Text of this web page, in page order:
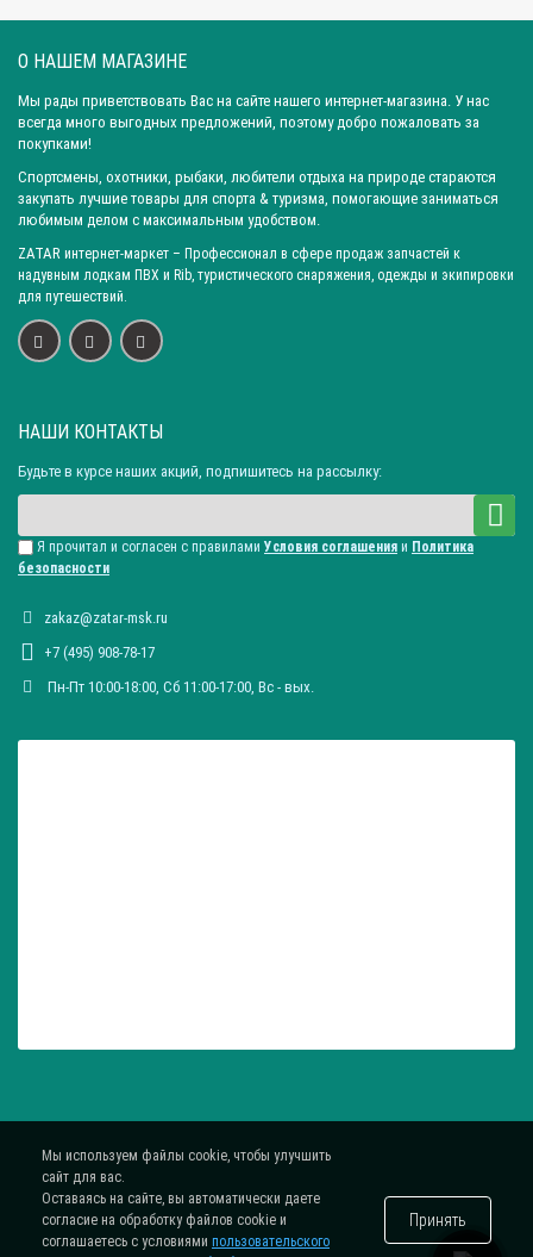
Город: Екатеринбург
Город: Воронеж
Город: Волгоград
Город: Ростов-на-Дону
Город: Саратов
Город: Челябинск
Город: Барнаул
Город: Тюмень
Город: Казань
О НАШЕМ МАГАЗИНЕ
Мы рады приветствовать Вас на сайте нашего интернет-магазина. У нас
всегда много выгодных предложений, поэтому добро пожаловать за
покупками!
Спортсмены, охотники, рыбаки, любители отдыха на природе стараются
закупать лучшие товары для спорта & туризма, помогающие заниматься
любимым делом с максимальным удобством.
ZATAR интернет-маркет – Профессионал в сфере продаж запчастей к
надувным лодкам ПВХ и Rib, туристического снаряжения, одежды и экипировки
для путешествий.
НАШИ КОНТАКТЫ
Будьте в курсе наших акций, подпишитесь на рассылку:
Я прочитал и согласен с правилами Условия соглашения и Политика
безопасности
zakaz@zatar-msk.ru
+7 (495) 908-78-17
Пн-Пт 10:00-18:00, Сб 11:00-17:00, Вc - вых.
Мы используем файлы cookie, чтобы улучшить
сайт для вас.
Оставаясь на сайте, вы автоматически даете
согласие на обработку файлов cookie и
соглашаетесь с условиями пользовательского
Принять